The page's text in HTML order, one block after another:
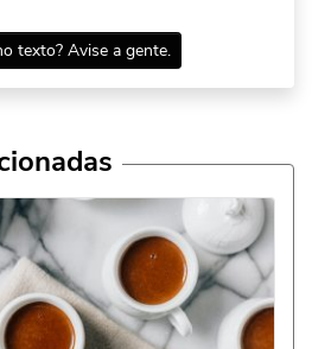
texto? Avise a gente.